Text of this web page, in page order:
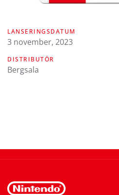
LANSERINGSDATUM
3 november, 2023
DISTRIBUTÖR
Bergsala